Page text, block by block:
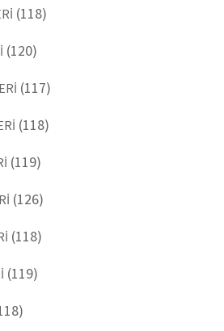
(118)
(120)
(117)
(118)
(119)
(126)
(118)
(119)